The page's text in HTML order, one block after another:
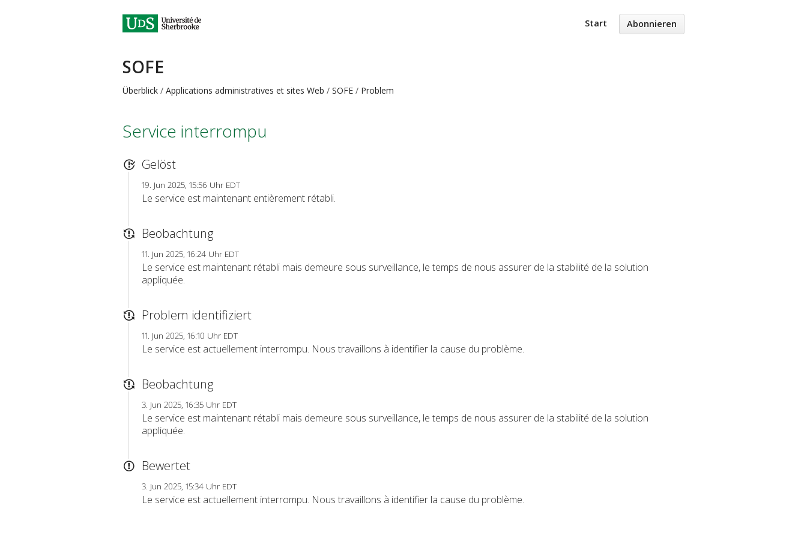
Start Abonnieren
SOFE
Überblick Applications administratives et sites Web SOFE Problem
Service interrompu
Gelöst
19. Jun 2025, 15:56 Uhr EDT
Le service est maintenant entièrement rétabli.
Beobachtung
11. Jun 2025, 16:24 Uhr EDT
Le service est maintenant rétabli mais demeure sous surveillance, le temps de nous assurer de la stabilité de la solution
appliquée.
Problem identifiziert
11. Jun 2025, 16:10 Uhr EDT
Le service est actuellement interrompu. Nous travaillons à identifier la cause du problème.
Beobachtung
3. Jun 2025, 16:35 Uhr EDT
Le service est maintenant rétabli mais demeure sous surveillance, le temps de nous assurer de la stabilité de la solution
appliquée.
Bewertet
3. Jun 2025, 15:34 Uhr EDT
Le service est actuellement interrompu. Nous travaillons à identifier la cause du problème.